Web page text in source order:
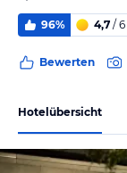
96% 4,7 / 6
Bewerten
Hotelübersicht